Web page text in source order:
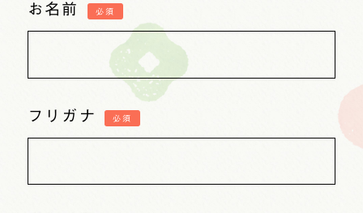
お名前 必須
フリガナ 必須